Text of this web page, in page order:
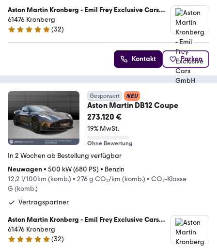
Aston Martin Kronberg - Emil Frey Exclusive Cars
GmbH
61476 Kronberg
5 Sterne
(32)
Kontakt Parken
Gesponsert NEU
Aston Martin DB12 Coupe
273.120 €
19% MwSt.
Ohne Bewertung
In 2 Wochen ab Bestellung verfügbar
Neuwagen• 500 kW (680 PS) • Benzin
12,2 l/100km (komb.) • 276 g CO₂/km (komb.) • CO₂-Klasse
G (komb.)
Vertragspartner
Aston Martin Kronberg - Emil Frey Exclusive Cars
GmbH
61476 Kronberg
5 Sterne
(32)